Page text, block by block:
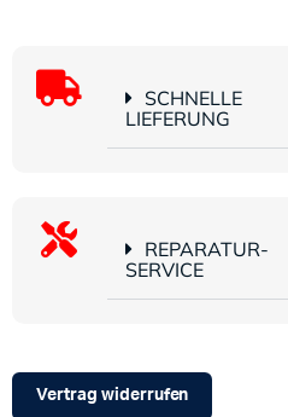
SCHNELLE
LIEFERUNG
REPARATUR-
SERVICE
Vertrag widerrufen